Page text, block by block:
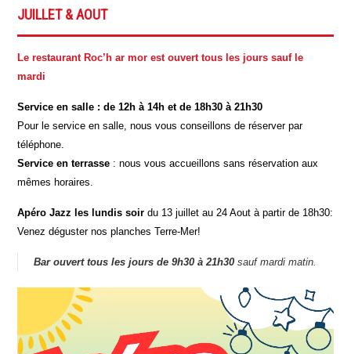
JUILLET & AOUT
Le restaurant Roc’h ar mor est ouvert tous les jours sauf le
mardi
Service en salle : de 12h à 14h et de 18h30 à 21h30
Pour le service en salle, nous vous conseillons de réserver par
téléphone.
Service en terrasse : nous vous accueillons sans réservation aux
mêmes horaires.
Apéro Jazz les lundis soir du 13 juillet au 24 Aout à partir de 18h30:
Venez déguster nos planches Terre-Mer!
Bar ouvert tous les jours de 9h30 à 21h30 sauf mardi matin.